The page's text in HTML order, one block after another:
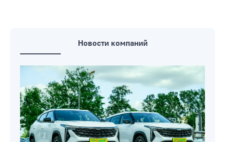
Новости компаний